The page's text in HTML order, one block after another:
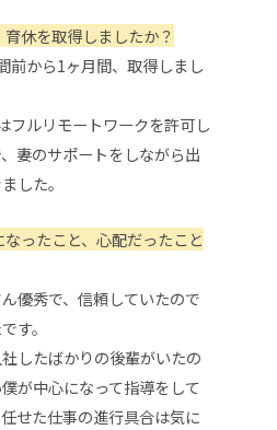
休を取得しましたか？
前から1ヶ月間、取得しまし
フルリモートワークを許可し
妻のサポートをしながら出
した。
ったこと、心配だったこと
優秀で、信頼していたので
す。
したばかりの後輩がいたの
が中心になって指導をして
せた仕事の進行具合は気に